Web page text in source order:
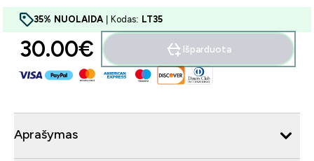
35% NUOLAIDA | Kodas: LT35
30.00€‎ Išparduota
Aprašymas